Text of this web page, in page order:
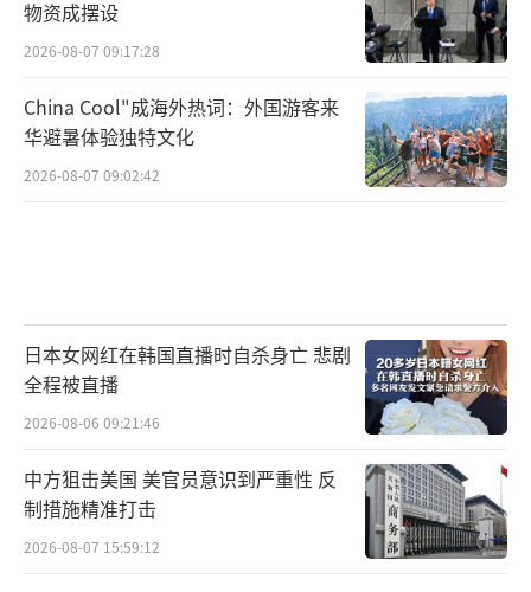
物资成摆设
2026-08-07 09:17:28
China Cool"成海外热词：外国游客来
华避暑体验独特文化
2026-08-07 09:02:42
日本女网红在韩国直播时自杀身亡 悲剧
全程被直播
2026-08-06 09:21:46
中方狙击美国 美官员意识到严重性 反
制措施精准打击
2026-08-07 15:59:12